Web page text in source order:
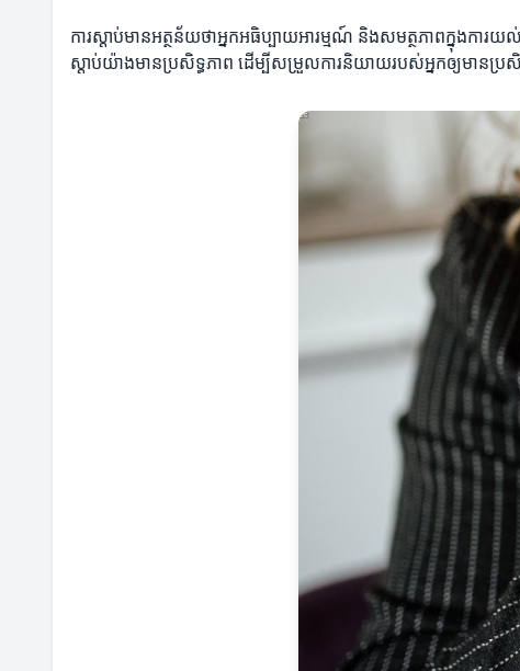
ការស្តាប់មានអត្ថន័យថាអ្នកអធិប្បាយអារម្មណ៍ និងសមត្ថភាពក្នុងកា
ស្តាប់យ៉ាងមានប្រសិទ្ធភាព ដើម្បីសម្រួលការនិយាយរបស់អ្នកឲ្យមានប្រសិ